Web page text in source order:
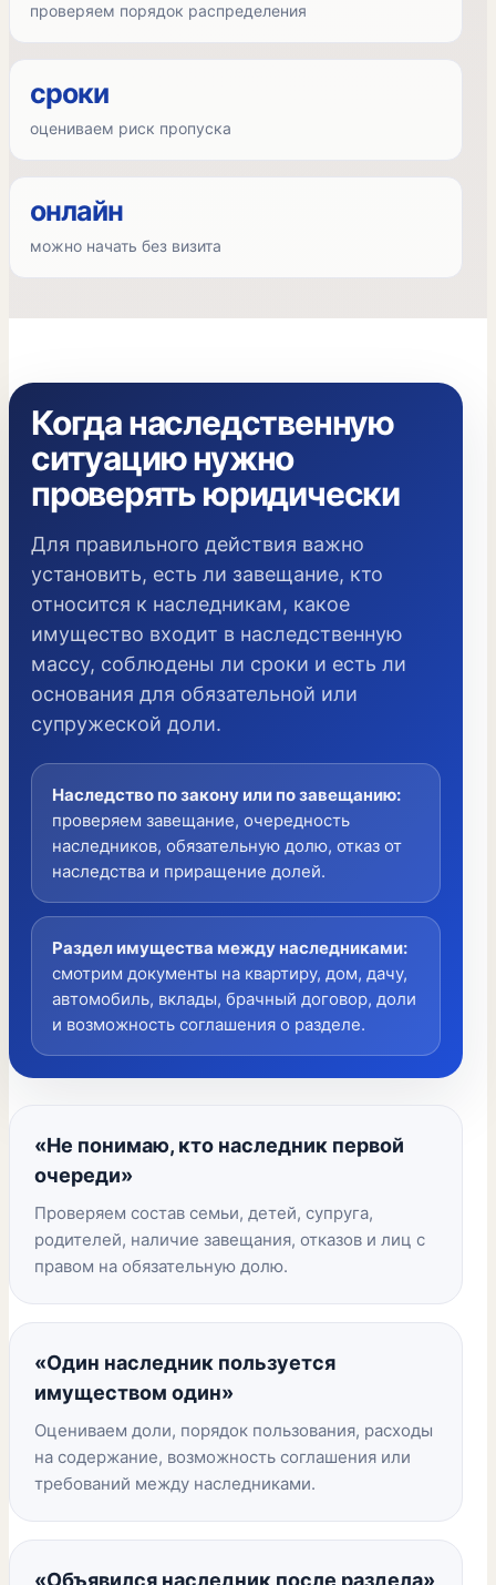
проверяем порядок распределения
сроки
оцениваем риск пропуска
онлайн
можно начать без визита
Когда наследственную
ситуацию нужно
проверять юридически
Для правильного действия важно
установить, есть ли завещание, кто
относится к наследникам, какое
имущество входит в наследственную
массу, соблюдены ли сроки и есть ли
основания для обязательной или
супружеской доли.
Наследство по закону или по завещанию:
проверяем завещание, очередность
наследников, обязательную долю, отказ от
наследства и приращение долей.
Раздел имущества между наследниками:
смотрим документы на квартиру, дом, дачу,
автомобиль, вклады, брачный договор, доли
и возможность соглашения о разделе.
«Не понимаю, кто наследник первой
очереди»
Проверяем состав семьи, детей, супруга,
родителей, наличие завещания, отказов и лиц с
правом на обязательную долю.
«Один наследник пользуется
имуществом один»
Оцениваем доли, порядок пользования, расходы
на содержание, возможность соглашения или
требований между наследниками.
«Объявился наследник после раздела»